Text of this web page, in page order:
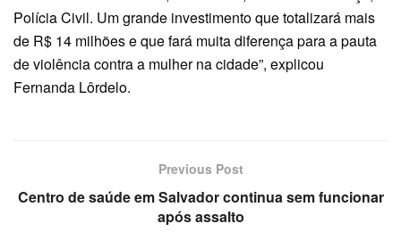
Polícia Civil. Um grande investimento que totalizará mais
de R$ 14 milhões e que fará muita diferença para a pauta
de violência contra a mulher na cidade”, explicou
Fernanda Lôrdelo.
Previous Post
Centro de saúde em Salvador continua sem funcionar
após assalto